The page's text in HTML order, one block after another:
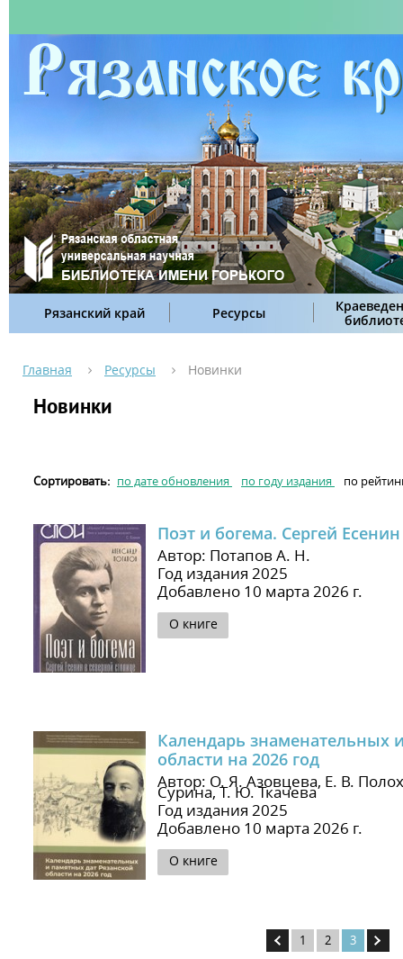
Рязанский край Ресурсы
Главная Ресурсы Новинки
Новинки
Сортировать: по дате обновления по году издания по
Поэт и богема. Сергей
Автор: Потапов А. Н.
Год издания 2025
Добавлено 10 марта 2026 г.
О книге
Календарь знаменательных
области на 2026 год
Автор: О. Я. Азовцева, Е. В.
Сурина, Т. Ю. Ткачева
Год издания 2025
Добавлено 10 марта 2026 г.
О книге
1 2 3